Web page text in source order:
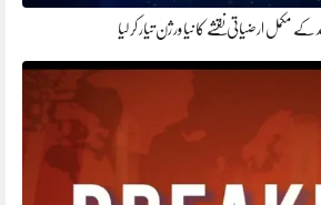
مکمل ارضیاتی نقشے کا نیا ورژن تیار کر لیا